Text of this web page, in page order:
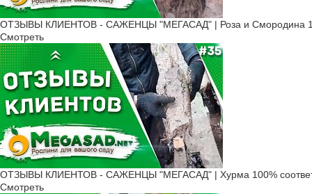
ОТЗЫВЫ КЛИЕНТОВ - САЖЕНЦЫ "МЕГАСАД" | Роза и Смородина
Смотреть
ОТЗЫВЫ КЛИЕНТОВ - САЖЕНЦЫ "МЕГАСАД" | Хурма 100%
Смотреть